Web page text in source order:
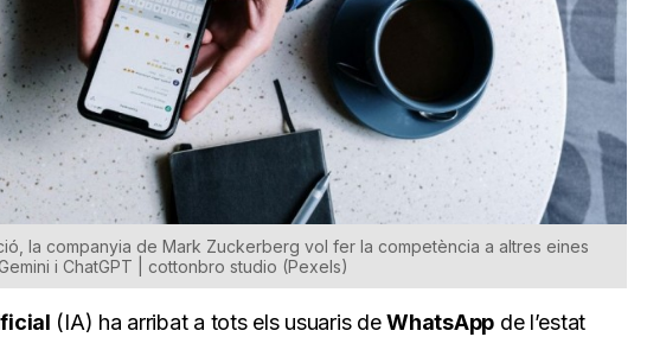
la companyia de Mark Zuckerberg vol fer la competència a altres eines
i ChatGPT | cottonbro studio (Pexels)
(IA) ha arribat a tots els usuaris deWhatsApp de l’estat